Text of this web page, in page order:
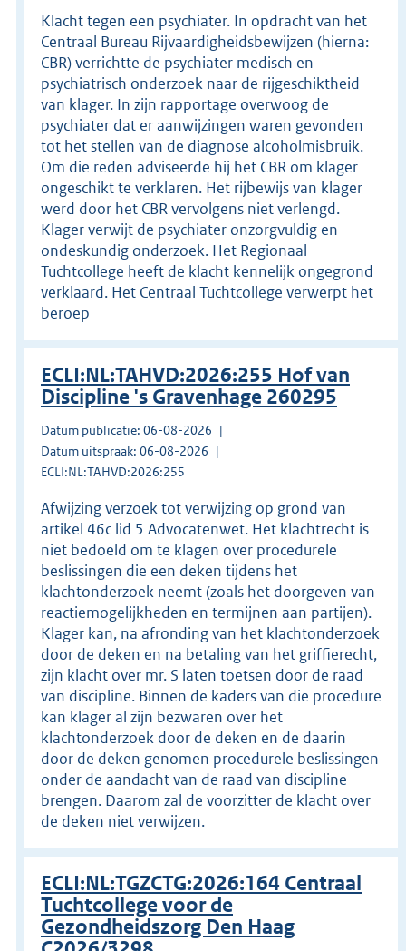
Klacht tegen een psychiater. In opdracht van het
Centraal Bureau Rijvaardigheidsbewijzen (hierna:
CBR) verrichtte de psychiater medisch en
psychiatrisch onderzoek naar de rijgeschiktheid
van klager. In zijn rapportage overwoog de
psychiater dat er aanwijzingen waren gevonden
tot het stellen van de diagnose alcoholmisbruik.
Om die reden adviseerde hij het CBR om klager
ongeschikt te verklaren. Het rijbewijs van klager
werd door het CBR vervolgens niet verlengd.
Klager verwijt de psychiater onzorgvuldig en
ondeskundig onderzoek. Het Regionaal
Tuchtcollege heeft de klacht kennelijk ongegrond
verklaard. Het Centraal Tuchtcollege verwerpt het
beroep
ECLI:NL:TAHVD:2026:255 Hof van
Discipline 's Gravenhage 260295
Datum publicatie: 06-08-2026
Datum uitspraak: 06-08-2026
ECLI:NL:TAHVD:2026:255
Afwijzing verzoek tot verwijzing op grond van
artikel 46c lid 5 Advocatenwet. Het klachtrecht is
niet bedoeld om te klagen over procedurele
beslissingen die een deken tijdens het
klachtonderzoek neemt (zoals het doorgeven van
reactiemogelijkheden en termijnen aan partijen).
Klager kan, na afronding van het klachtonderzoek
door de deken en na betaling van het griffierecht,
zijn klacht over mr. S laten toetsen door de raad
van discipline. Binnen de kaders van die procedure
kan klager al zijn bezwaren over het
klachtonderzoek door de deken en de daarin
door de deken genomen procedurele beslissingen
onder de aandacht van de raad van discipline
brengen. Daarom zal de voorzitter de klacht over
de deken niet verwijzen.
ECLI:NL:TGZCTG:2026:164 Centraal
Tuchtcollege voor de
Gezondheidszorg Den Haag